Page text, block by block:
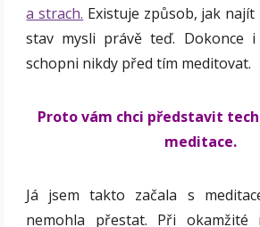
a strach. Existuje způsob, jak najít
stav mysli právě teď. Dokonce
schopni nikdy před tím meditovat.
Proto vám chci představit
meditace.
Já jsem takto začala s
nemohla přestat. Při okamžité